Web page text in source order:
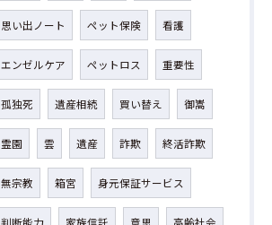
思い出ノート ペット保険 看護
エンゼルケア ペットロス 重要性
孤独死 遺産相続 買い替え 御嵩
霊園 雲 遺産 詐欺 終活詐欺
無宗教 箱宮 身元保証サービス